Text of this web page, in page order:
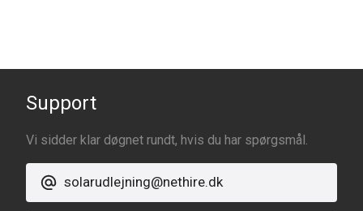
Support
Vi sidder klar døgnet rundt, hvis du har spørgsmål.
solarudlejning@nethire.dk